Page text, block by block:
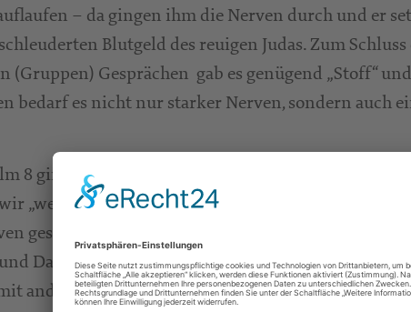
– da gingen ihm die Nerven durch und er
Blutgeld des reuigen Judas. Zum
Gesprächen gab es genügend „Stoff“
bedarf es nicht nur starker Nerven, sondern auch
8 ging es um „Nerven, um Mensch zu sein“ –
„wenig geringer als ER selbst gemacht sind“. Wie
geschenkt unser Leben einzuschätzen und zu
Dankbarkeit führt. Diese Bibelarbeit stand unter
anderen Menschen. Für diese Überlegungen